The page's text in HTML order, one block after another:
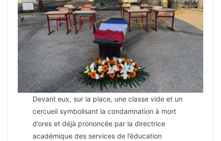
Devant eux, sur la place, une classe vide et un
cercueil symbolisant la condamnation à mort
d’ores et déjà prononcée par la directrice
académique des services de l’éducation